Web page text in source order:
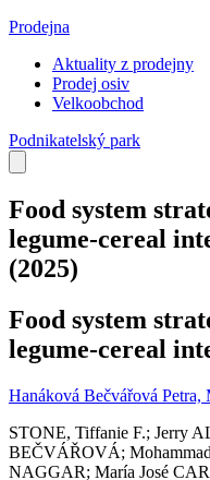
Prodejna
Aktuality z prodejny
Prodej osiv
Velkoobchod
Podnikatelský park
Food system
legume-cereal
(2025)
Food system
legume-cereal
Hanáková Bečvářová Petra,
STONE, Tiffanie F.; Jerry
BEČVÁŘOVÁ;
NAGGAR; María José